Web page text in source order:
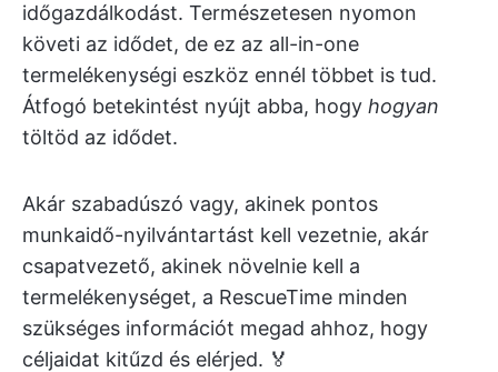
időgazdálkodást. Természetesen nyomon
követi az idődet, de ez az all-in-one
termelékenységi eszköz ennél többet is tud.
Átfogó betekintést nyújt abba, hogy hogyan
töltöd az idődet.
Akár szabadúszó vagy, akinek pontos
munkaidő-nyilvántartást kell vezetnie, akár
csapatvezető, akinek növelnie kell a
termelékenységet, a RescueTime minden
szükséges információt megad ahhoz, hogy
céljaidat kitűzd és elérjed. 🏅